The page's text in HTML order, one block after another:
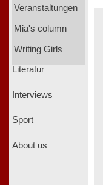
Veranstaltungen
Mia's column
Writing Girls
Literatur
Interviews
Sport
About us